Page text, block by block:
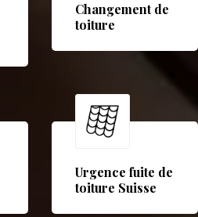
Changement de
toiture
Urgence fuite de
toiture Suisse